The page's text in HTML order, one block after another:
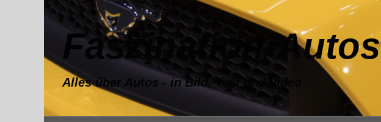
Zum Hauptinhalt springen
Faszination-Autos
Alles über Autos - in Bild, Text und Video